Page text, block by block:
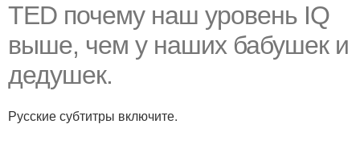
TED почему наш уровень IQ
выше, чем у наших бабушек и
дедушек.
Русские субтитры включите.